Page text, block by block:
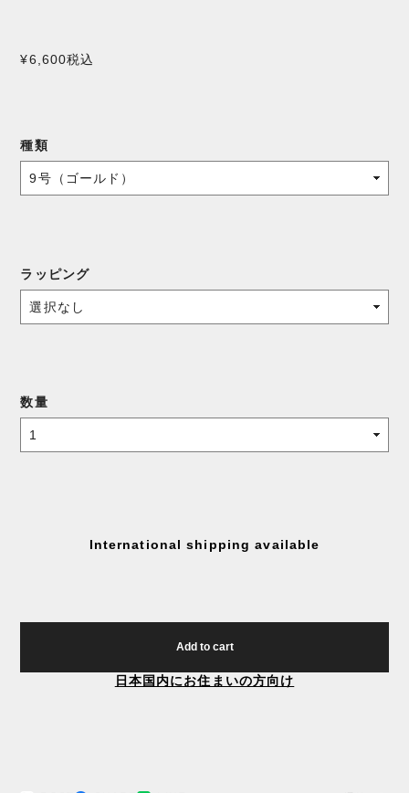
¥6,600税込
種類
ラッピング
数量
International shipping available
Add to cart
日本国内にお住まいの方向け